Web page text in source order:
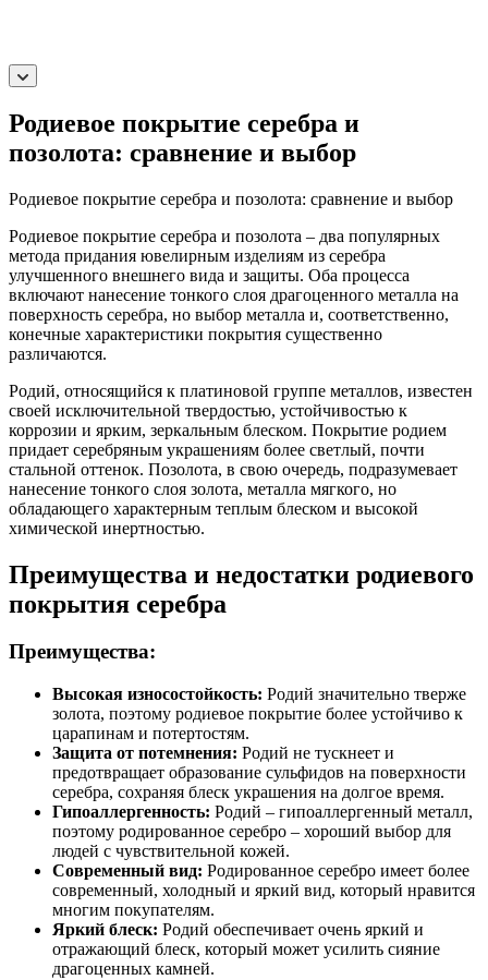
Родиевое покрытие серебра и
позолота: сравнение и выбор
Родиевое покрытие серебра и позолота: сравнение и выбор
Родиевое покрытие серебра и позолота – два популярных
метода придания ювелирным изделиям из серебра
улучшенного внешнего вида и защиты. Оба процесса
включают нанесение тонкого слоя драгоценного металла на
поверхность серебра, но выбор металла и, соответственно,
конечные характеристики покрытия существенно
различаются.
Родий, относящийся к платиновой группе металлов, известен
своей исключительной твердостью, устойчивостью к
коррозии и ярким, зеркальным блеском. Покрытие родием
придает серебряным украшениям более светлый, почти
стальной оттенок. Позолота, в свою очередь, подразумевает
нанесение тонкого слоя золота, металла мягкого, но
обладающего характерным теплым блеском и высокой
химической инертностью.
Преимущества и недостатки родиевого
покрытия серебра
Преимущества:
Высокая износостойкость: Родий значительно тверже
золота, поэтому родиевое покрытие более устойчиво к
царапинам и потертостям.
Защита от потемнения: Родий не тускнеет и
предотвращает образование сульфидов на поверхности
серебра, сохраняя блеск украшения на долгое время.
Гипоаллергенность: Родий – гипоаллергенный металл,
поэтому родированное серебро – хороший выбор для
людей с чувствительной кожей.
Современный вид: Родированное серебро имеет более
современный, холодный и яркий вид, который нравится
многим покупателям.
Яркий блеск: Родий обеспечивает очень яркий и
отражающий блеск, который может усилить сияние
драгоценных камней.